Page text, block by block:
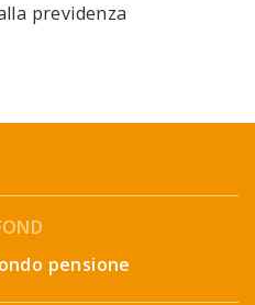
previdenza
pensione